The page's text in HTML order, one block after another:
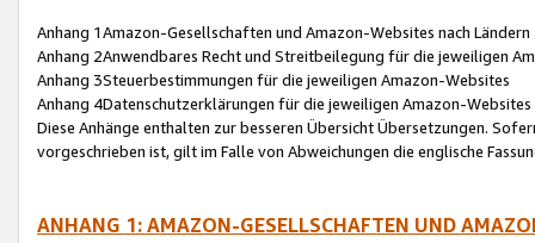
Anhang 1Amazon-Gesellschaften und Amazon-Websites nach Ländern
Anhang 2Anwendbares Recht und Streitbeilegung für die jeweiligen
Anhang 3Steuerbestimmungen für die jeweiligen Amazon-Websites
Anhang 4Datenschutzerklärungen für die jeweiligen Amazon-Websites
Diese Anhänge enthalten zur besseren Übersicht Übersetzungen.
vorgeschrieben ist, gilt im Falle von Abweichungen die englische
ANHANG 1: AMAZON-GESELLSCHAFTEN UND